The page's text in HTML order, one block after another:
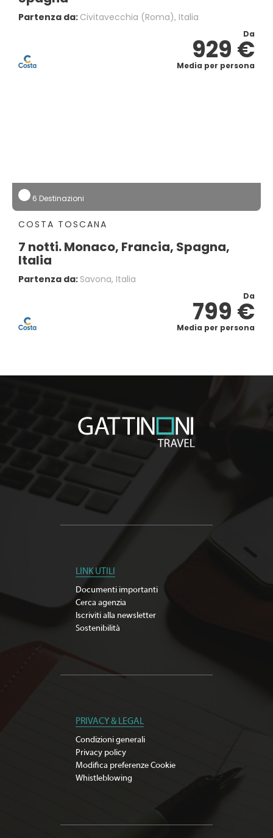
Partenza da: Civitavecchia (Roma), Italia
Da
929 €
Media per persona
6 Destinazioni
COSTA TOSCANA
7 notti. Monaco, Francia, Spagna,
Italia
Partenza da: Savona, Italia
Da
799 €
Media per persona
LINK UTILI
Documenti importanti
Cerca agenzia
Iscriviti alla newsletter
Sostenibilità
PRIVACY & LEGAL
Condizioni generali
Privacy policy
Modifica preferenze Cookie
Whistleblowing